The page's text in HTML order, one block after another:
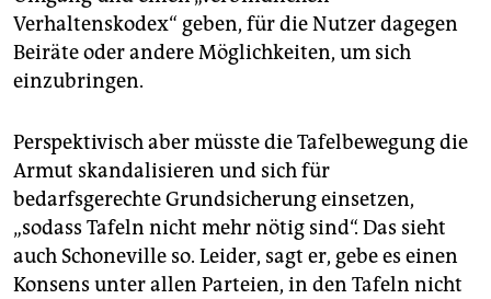
Verhaltenskodex“ geben, für die Nutzer dagegen
Beiräte oder andere Möglichkeiten, um sich
einzubringen.
Perspektivisch aber müsste die Tafelbewegung die
Armut skandalisieren und sich für
bedarfsgerechte Grundsicherung einsetzen,
„sodass Tafeln nicht mehr nötig sind“. Das sieht
auch Schoneville so. Leider, sagt er, gebe es einen
Konsens unter allen Parteien, in den Tafeln nicht